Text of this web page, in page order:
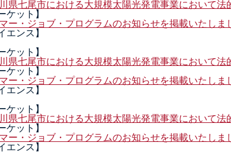
県七尾市における大規模太陽光発電事業において法
ケット】
ー・ジョブ・プログラムのお知らせを掲載いたしま
エンス】
ケット】
県七尾市における大規模太陽光発電事業において法
ケット】
ー・ジョブ・プログラムのお知らせを掲載いたしま
エンス】
ケット】
県七尾市における大規模太陽光発電事業において法
ケット】
ー・ジョブ・プログラムのお知らせを掲載いたしま
エンス】